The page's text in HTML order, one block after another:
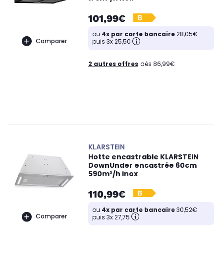
Comparer
101,99€
ou 4x par carte bancaire28,05€
puis 3x 25,50
2 autres offres dès 86,99€
Comparer
KLARSTEIN
Hotte encastrable KLARSTEIN
DownUnder encastrée 60cm
590m³/h inox
110,99€
ou 4x par carte bancaire30,52€
puis 3x 27,75